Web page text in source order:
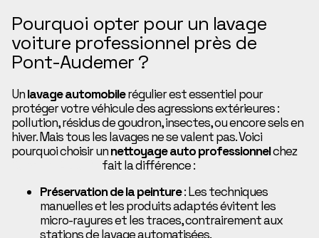
Pourquoi opter pour un lavage
voiture professionnel près de
Pont-Audemer ?
Unlavage automobilerégulier est essentiel pour
protéger votre véhicule des agressions extérieures :
pollution, résidus de goudron, insectes, ou encore sels en
hiver. Mais tous les lavages ne se valent pas. Voici
pourquoi choisir unnettoyage auto professionnelchez
fait la différence :
Préservation de la peinture: Les techniques
manuelles et les produits adaptés évitent les
micro-rayures et les traces, contrairement aux
stations de lavage automatisées.